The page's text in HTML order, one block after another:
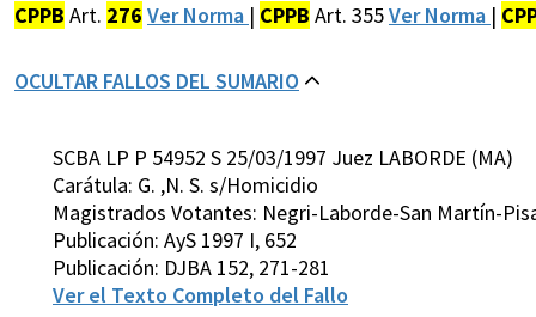
CPPB Art. 276 Ver Norma | CPPB Art. 355Ver Norma |
OCULTAR FALLOS DEL SUMARIO
SCBA LP P 54952 S 25/03/1997 Juez LABORDE (MA)
Carátula: G. ,N. S. s/Homicidio
Magistrados Votantes: Negri-Laborde-San Martín-
Publicación: AyS 1997 I, 652
Publicación: DJBA 152, 271-281
Ver el Texto Completo del Fallo